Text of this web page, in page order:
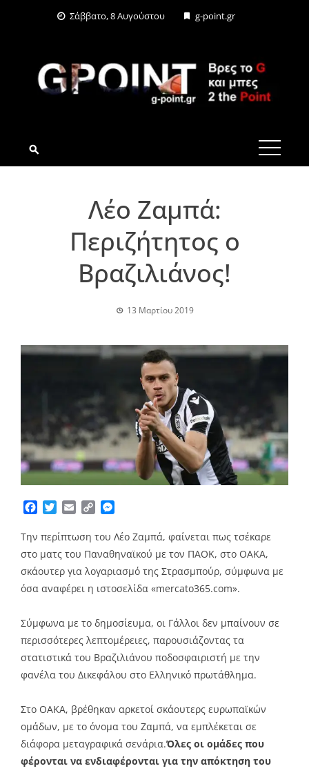
Σάββατο, 8 Αυγούστου g-point.gr
G-POINT.GR
Λέο Ζαμπά:
Περιζήτητος ο
Βραζιλιάνος!
13 Μαρτίου 2019
Facebook
TwitterEmailCopy
Την περίπτωση του Λέο Ζαμπά, φαίνεται πως τσέκαρε
στο ματς του Παναθηναϊκού με τον ΠΑΟΚ, στο ΟΑΚΑ,
σκάουτερ για λογαριασμό της Στρασμπούρ, σύμφωνα με
όσα αναφέρει η ιστοσελίδα «mercato365.com».
Σύμφωνα με το δημοσίευμα, οι Γάλλοι δεν μπαίνουν σε
περισσότερες λεπτομέρειες, παρουσιάζοντας τα
στατιστικά του Βραζιλιάνου ποδοσφαιριστή με την
φανέλα του Δικεφάλου στο Ελληνικό πρωτάθλημα.
Στο ΟΑΚΑ, βρέθηκαν αρκετοί σκάουτερς ευρωπαϊκών
ομάδων, με το όνομα του Ζαμπά, να εμπλέκεται σε
διάφορα μεταγραφικά σενάρια.Όλες οι ομάδες που
φέρονται να ενδιαφέρονται για την απόκτηση του